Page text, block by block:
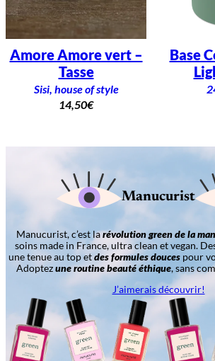
Amore Amore vert –
Tasse
Sisi, house of style
14,50€
Base
Manucurist
Manucurist, c’est larévolution green de la
soins made in France, ultra clean et vegan.
une tenue au top etdes formules douces pour
Adoptezune routine beauté éthique, sans
J’aimerais découvrir!